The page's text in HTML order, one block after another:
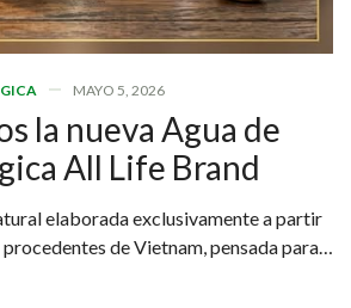
MAYO 5, 2026
la nueva Agua de
All Life Brand
elaborada exclusivamente a partir
de Vietnam, pensada para